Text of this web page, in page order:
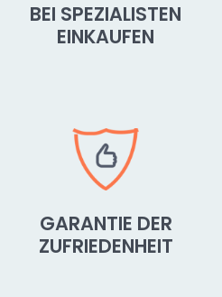
BEI SPEZIALISTEN
EINKAUFEN
GARANTIE DER
ZUFRIEDENHEIT